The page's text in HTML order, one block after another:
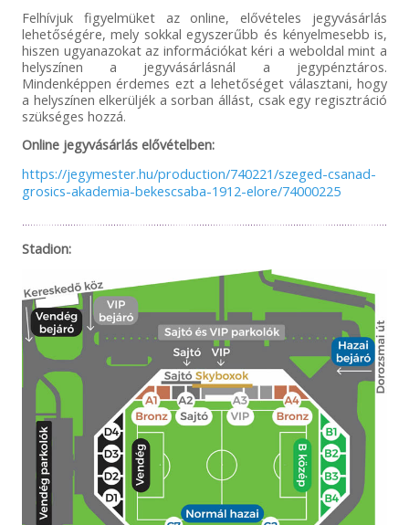
Felhívjuk figyelmüket az online, elővételes jegyvásárlás
lehetőségére, mely sokkal egyszerűbb és kényelmesebb is,
hiszen ugyanazokat az információkat kéri a weboldal mint a
helyszínen a jegyvásárlásnál a jegypénztáros.
Mindenképpen érdemes ezt a lehetőséget választani, hogy
a helyszínen elkerüljék a sorban állást, csak egy regisztráció
szükséges hozzá.
Online jegyvásárlás elővételben:
https://jegymester.hu/production/740221/szeged-csanad-
grosics-akademia-bekescsaba-1912-elore/74000225
Stadion: